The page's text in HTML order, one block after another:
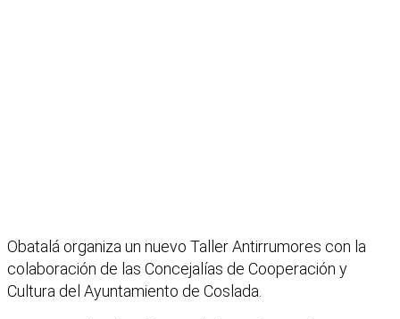
Obatalá organiza un nuevo Taller Antirrumores con la
colaboración de las Concejalías de Cooperación y
Cultura del Ayuntamiento de Coslada.